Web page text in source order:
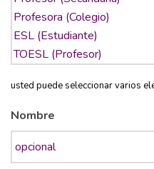
usted puede seleccionar varios
Nombre